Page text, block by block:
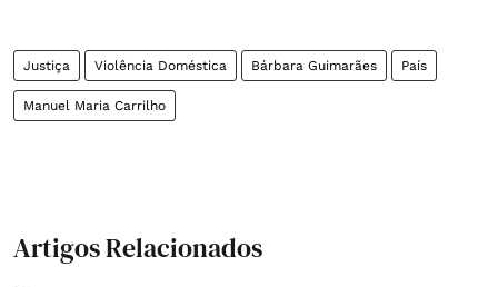
Justiça Violência Doméstica Bárbara Guimarães País
Manuel Maria Carrilho
Artigos Relacionados